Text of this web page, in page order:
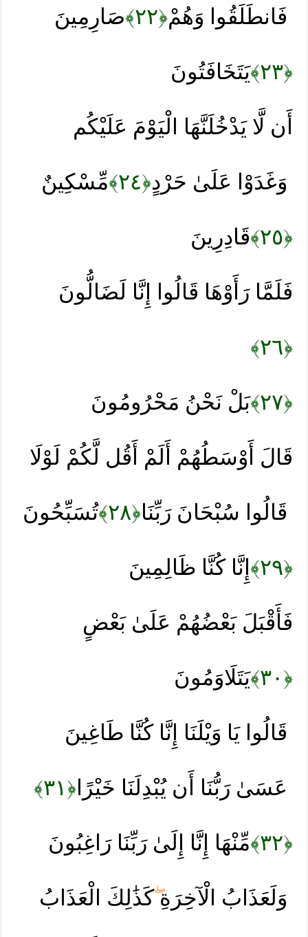
صَارِمِينَ
﴿٢٢﴾فَانطَلَقُوا وَهُمْ
يَتَخَافَتُونَ
﴿٢٣﴾
أَن لَّا يَدْخُلَنَّهَا الْيَوْمَ عَلَيْكُم
مِّسْكِينٌ
﴿٢٤﴾وَغَدَوْا عَلَىٰ حَرْدٍ
قَادِرِينَ
﴿٢٥﴾
فَلَمَّا رَأَوْهَا قَالُوا إِنَّا لَضَالُّونَ
﴿٢٦﴾
بَلْ نَحْنُ مَحْرُومُونَ
﴿٢٧﴾
قَالَ أَوْسَطُهُمْ أَلَمْ أَقُل لَّكُمْ لَوْلَا
تُسَبِّحُونَ
﴿٢٨﴾قَالُوا سُبْحَانَ رَبِّنَا
إِنَّا كُنَّا ظَالِمِينَ
﴿٢٩﴾
فَأَقْبَلَ بَعْضُهُمْ عَلَىٰ بَعْضٍ
يَتَلَاوَمُونَ
﴿٣٠﴾
قَالُوا يَا وَيْلَنَا إِنَّا كُنَّا طَاغِينَ
﴿٣١﴾عَسَىٰ رَبُّنَا أَن يُبْدِلَنَا خَيْرًا
مِّنْهَا إِنَّا إِلَىٰ رَبِّنَا رَاغِبُونَ
﴿٣٢﴾
كَذَٰلِكَ الْعَذَابُۖوَلَعَذَابُ الْآخِرَةِ